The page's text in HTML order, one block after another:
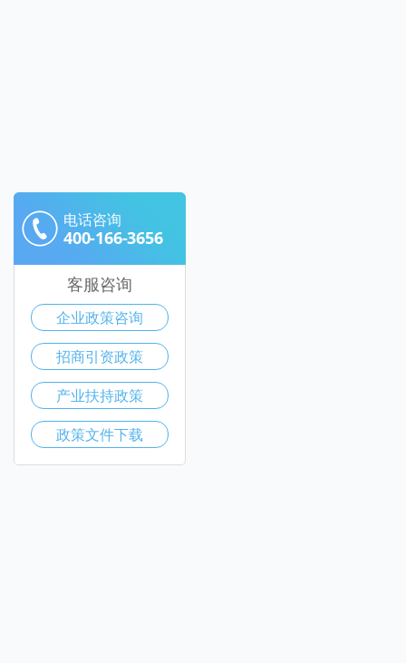
电话咨询
400-166-3656
客服咨询
企业政策咨询
招商引资政策
产业扶持政策
政策文件下载